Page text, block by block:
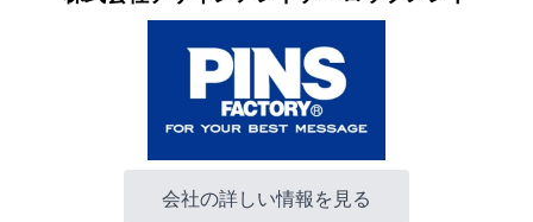
会社の詳しい情報を見る